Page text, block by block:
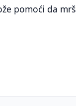
pomoći da